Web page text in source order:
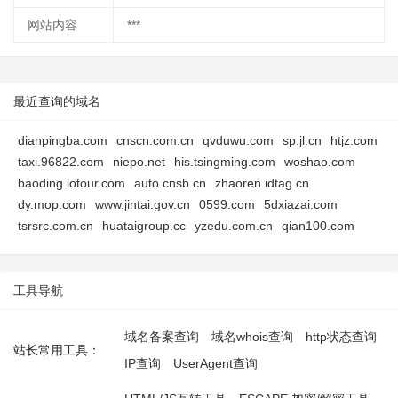
网站内容 ***
最近查询的域名
dianpingba.com cnscn.com.cn qvduwu.com sp.jl.cn
htjz.com
taxi.96822.com
niepo.net his.tsingming.com
woshao.com
baoding.lotour.com
auto.cnsb.cn
zhaoren.idtag.cn
dy.mop.com
www.jintai.gov.cn 0599.com
5dxiazai.com
tsrsrc.com.cn
huataigroup.cc yzedu.com.cn qian100.com
工具导航
站长常用工具：
域名备案查询 域名whois查询
http状态查询
IP查询
UserAgent查询